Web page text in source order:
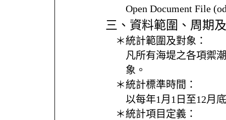
Open Document File
三、資料範圍、周期
＊統計範圍及對象：
凡所有海堤之各項禦
象。
＊統計標準時間：
以每年1月1日至12月
＊統計項目定義：